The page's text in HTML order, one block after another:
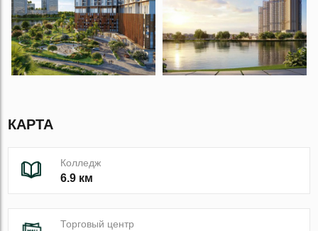
КАРТА
Колледж
6.9 км
Торговый центр